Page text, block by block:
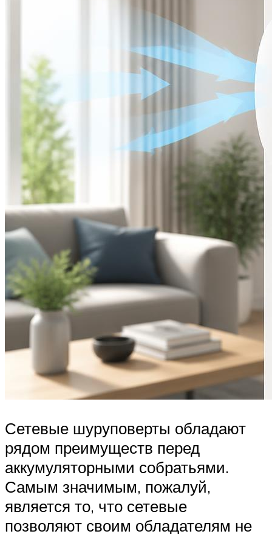
Сетевые шуруповерты обладают
рядом преимуществ перед
аккумуляторными собратьями.
Самым значимым, пожалуй,
является то, что сетевые
позволяют своим обладателям не